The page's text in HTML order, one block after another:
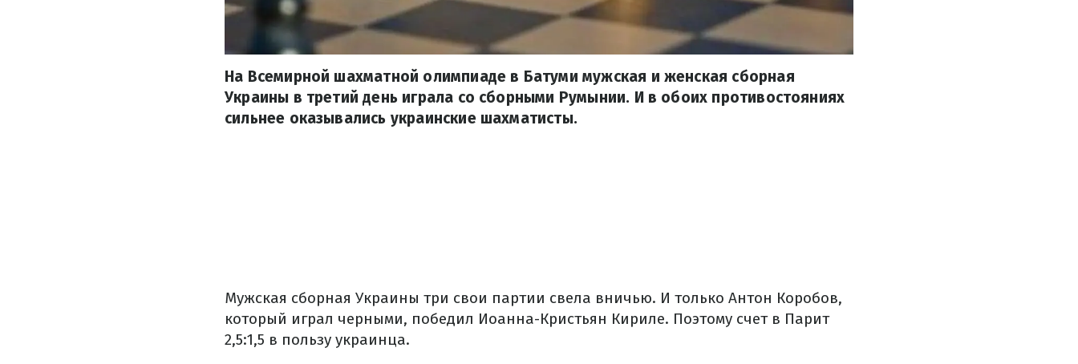
На Всемирной шахматной олимпиаде в Батуми мужская и женская сборная
Украины в третий день играла со сборными Румынии. И в обоих противостояниях
сильнее оказывались украинские шахматисты.
Мужская сборная Украины три свои партии свела вничью. И только Антон Коробов,
который играл черными, победил Иоанна-Кристьян Кириле. Поэтому счет в Парит
2,5:1,5 в пользу украинца.